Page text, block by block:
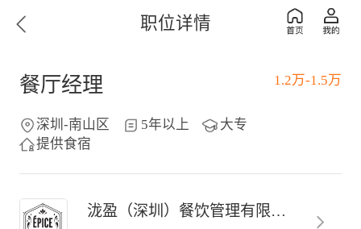
职位详情
餐厅经理 1.2万-1.5万
深圳-南山区 5年以上
大专
提供食宿
泷盈（深圳）餐饮管理有限公司